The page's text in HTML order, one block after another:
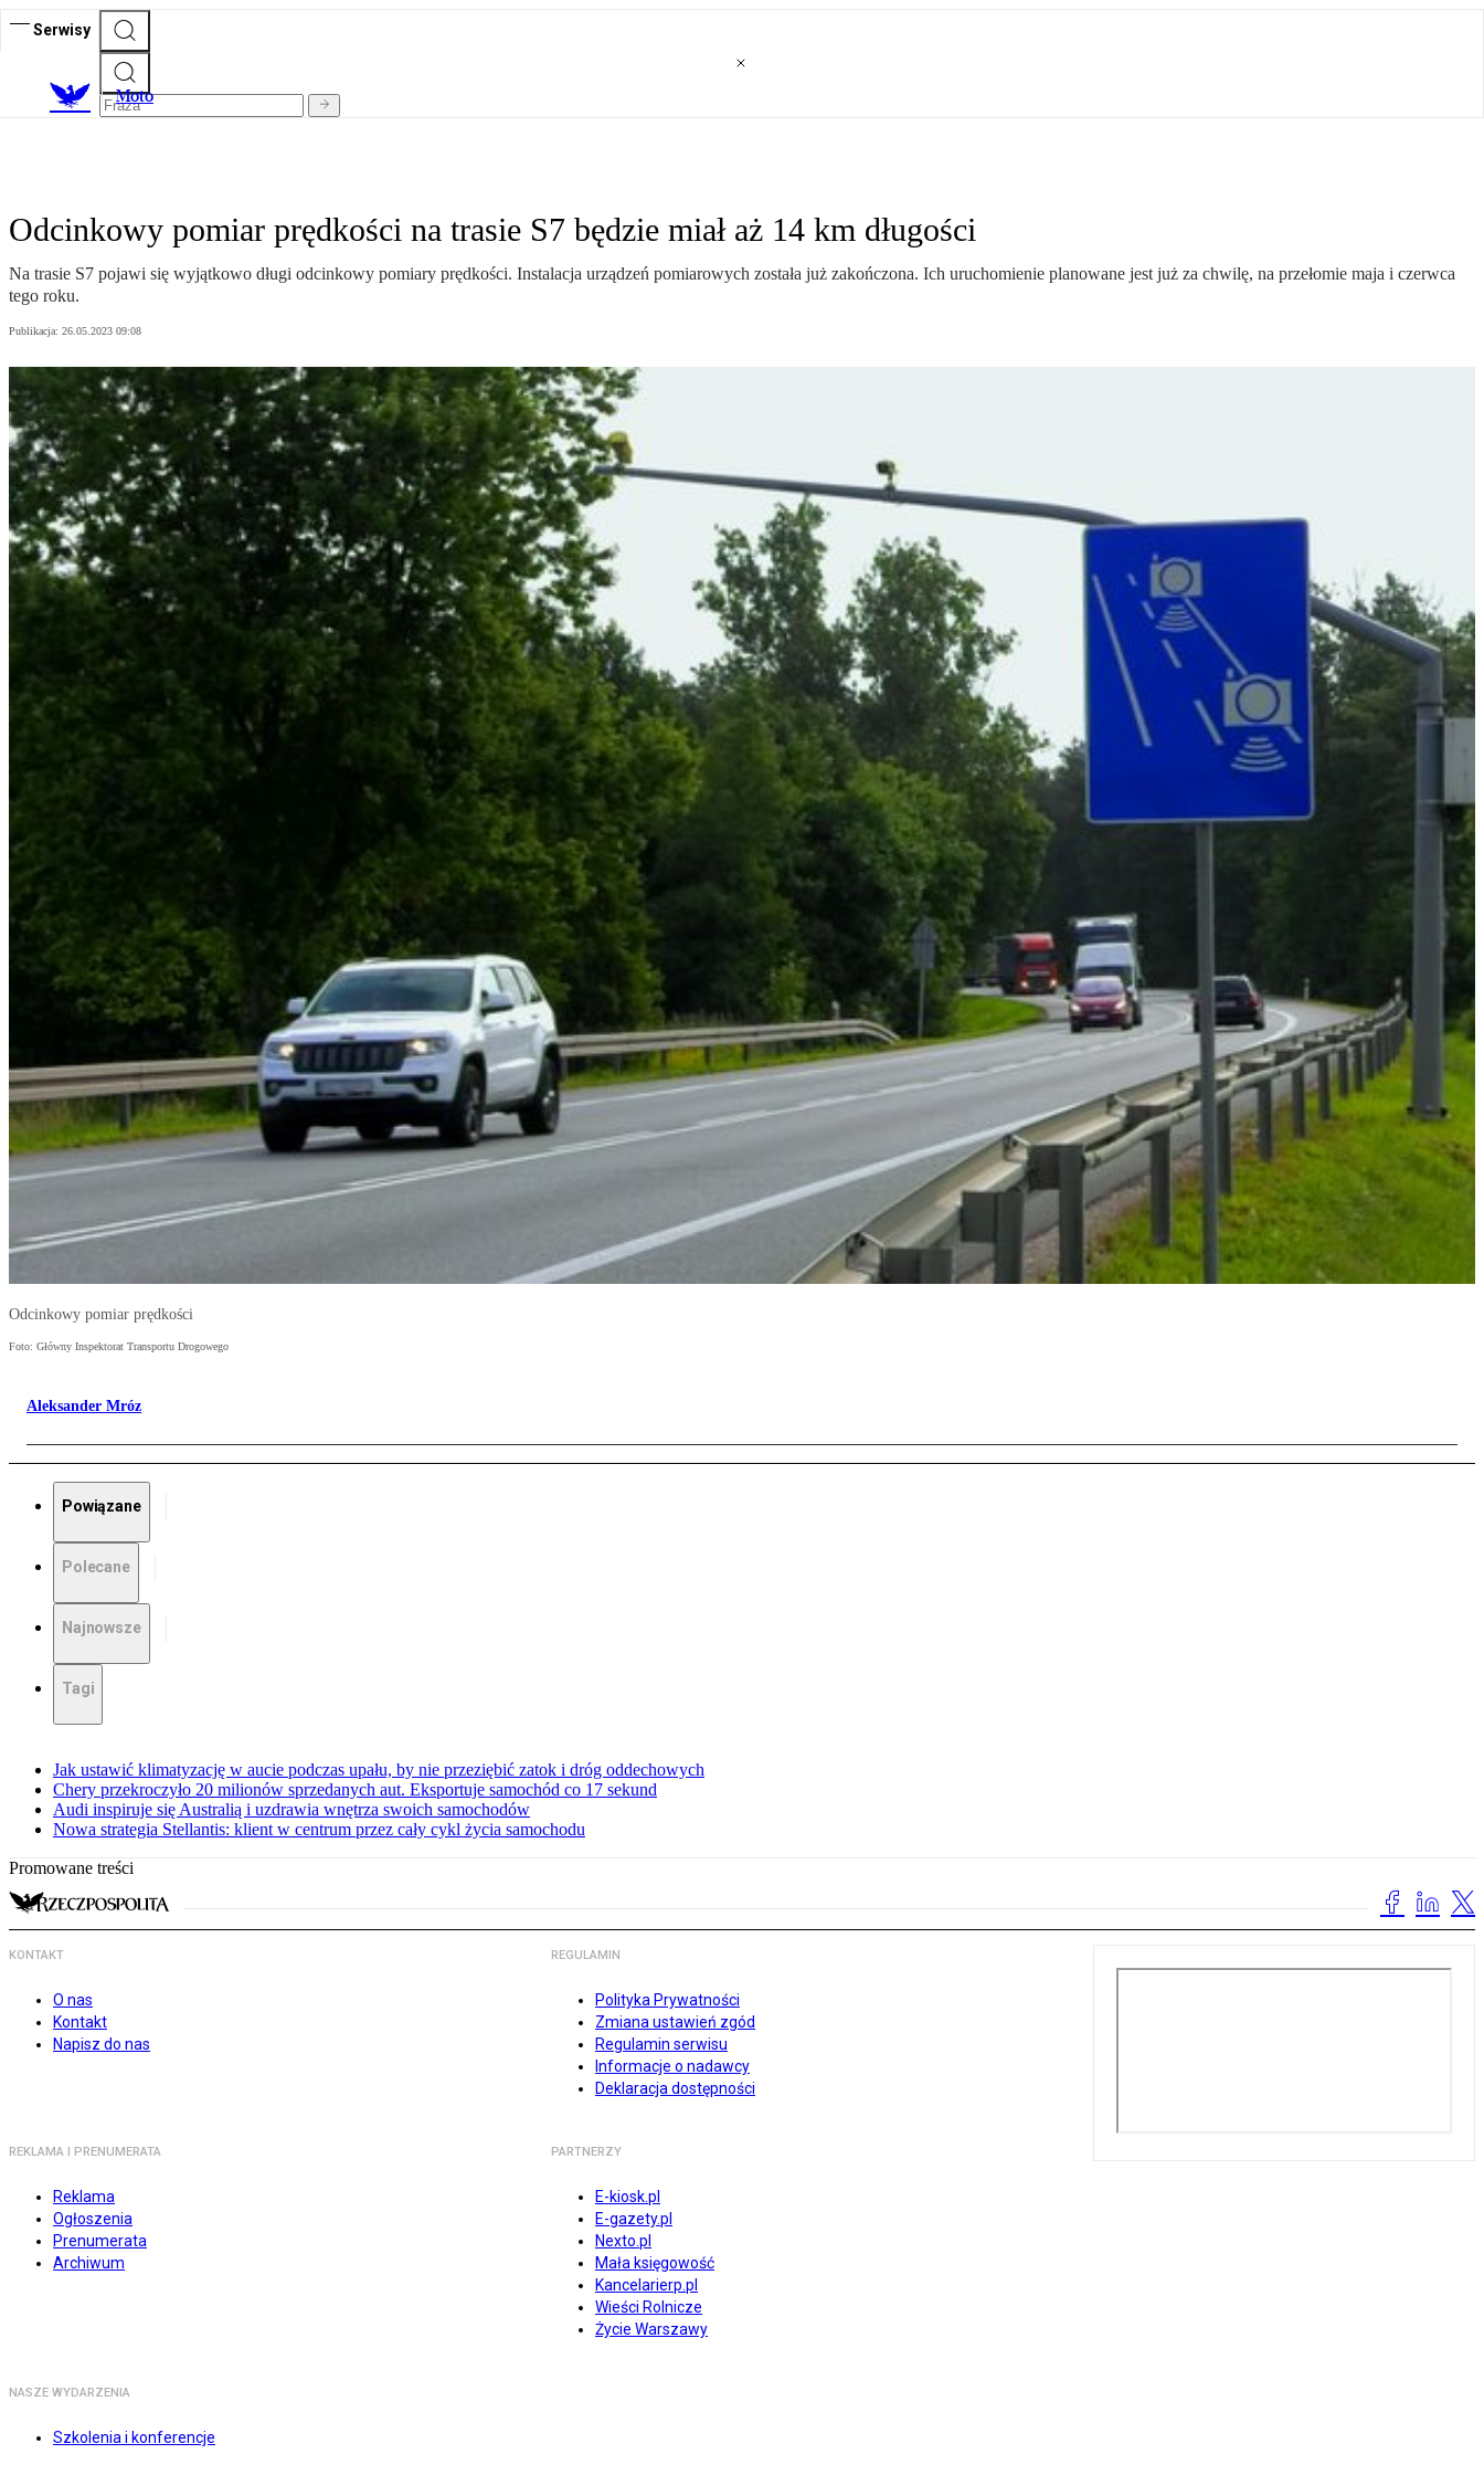
Serwisy
Moto
Odcinkowy pomiar prędkości na trasie S7 będzie miał aż 14 km długości
Na trasie S7 pojawi się wyjątkowo długi odcinkowy pomiary prędkości. Instalacja urządzeń pomiarowych została już zakończona. Ich uruchomienie planowane jest już za chwilę, na przełomie maja i czerwca
tego roku.
Publikacja: 26.05.2023 09:08
Odcinkowy pomiar prędkości
Foto: Główny Inspektorat Transportu Drogowego
Aleksander Mróz
Powiązane
Polecane
Najnowsze
Tagi
Jak ustawić klimatyzację w aucie podczas upału, by nie przeziębić zatok i dróg oddechowych
Chery przekroczyło 20 milionów sprzedanych aut. Eksportuje samochód co 17 sekund
Audi inspiruje się Australią i uzdrawia wnętrza swoich samochodów
Nowa strategia Stellantis: klient w centrum przez cały cykl życia samochodu
Promowane treści
KONTAKT
O nas
Kontakt
Napisz do nas
REGULAMIN
Polityka Prywatności
Zmiana ustawień zgód
Regulamin serwisu
Informacje o nadawcy
Deklaracja dostępności
REKLAMA I PRENUMERATA
Reklama
Ogłoszenia
Prenumerata
Archiwum
PARTNERZY
E-kiosk.pl
E-gazety.pl
Nexto.pl
Mała księgowość
Kancelarierp.pl
Wieści Rolnicze
Życie Warszawy
NASZE WYDARZENIA
Szkolenia i konferencje